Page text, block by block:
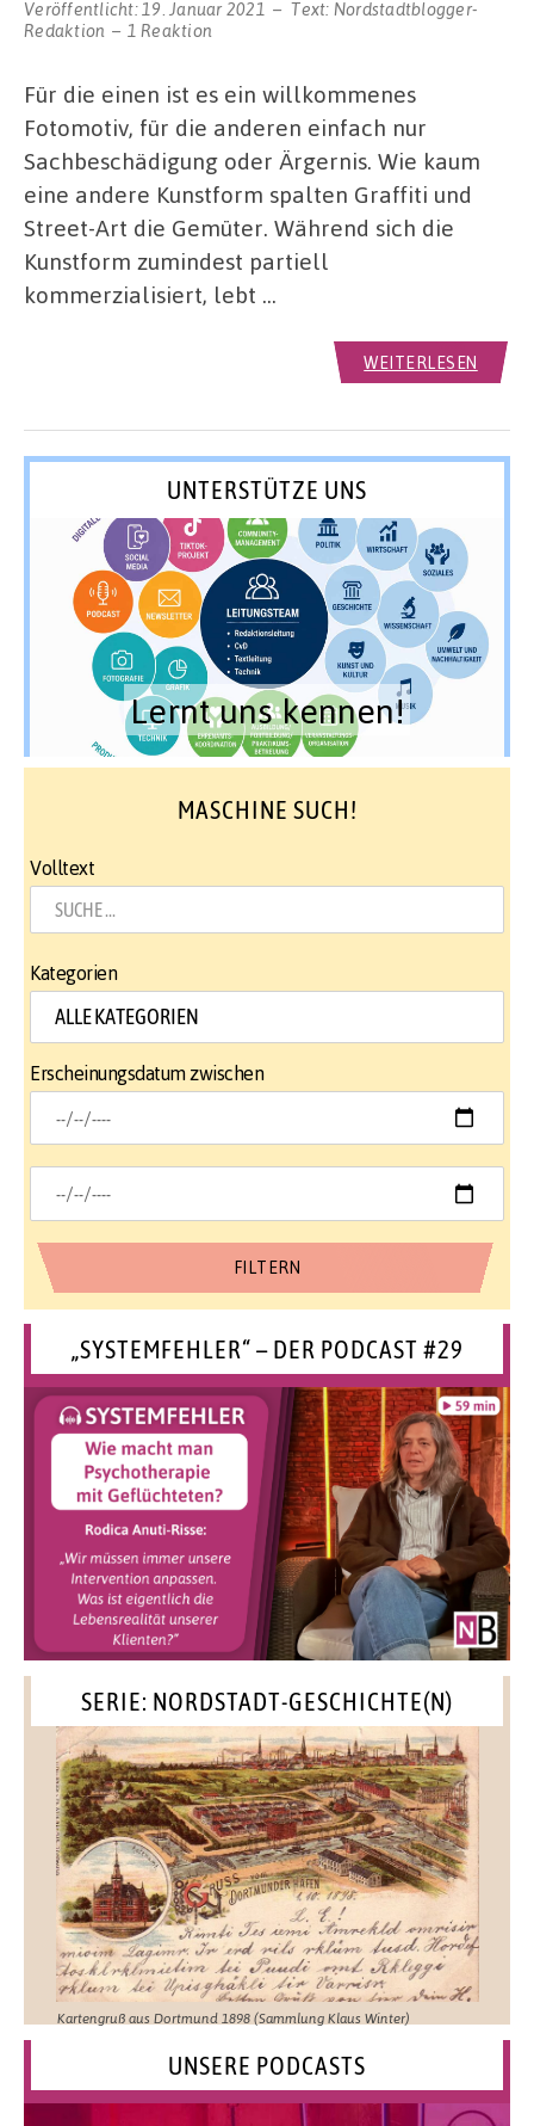
Veröffentlicht: 19. Januar 2021 Text: Nordstadtblogger-
Redaktion
1 Reaktion
Für die einen ist es ein willkommenes
Fotomotiv, für die anderen einfach nur
Sachbeschädigung oder Ärgernis. Wie kaum
eine andere Kunstform spalten Graffiti und
Street-Art die Gemüter. Während sich die
Kunstform zumindest partiell
kommerzialisiert, lebt …
WEITERLESEN
UNTERSTÜTZE UNS
Lernt uns kennen!
MASCHINE SUCH!
Volltext
Kategorien
Erscheinungsdatum zwischen
„SYSTEMFEHLER“ – DER PODCAST #29
SERIE: NORDSTADT-GESCHICHTE(N)
Kartengruß aus Dortmund 1898 (Sammlung Klaus Winter)
UNSERE PODCASTS